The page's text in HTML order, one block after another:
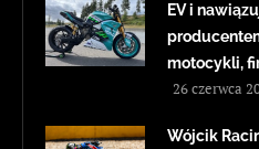
EV i
motocykli,
26 czerwca
Wójcik